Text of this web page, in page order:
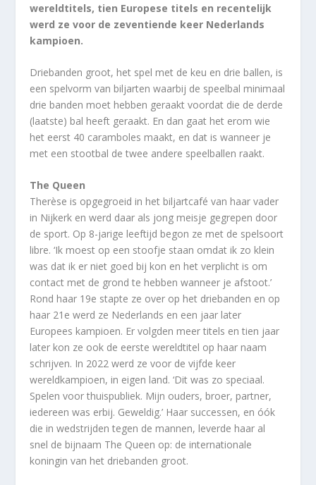
wereldtitels, tien Europese titels en recentelijk
werd ze voor de zeventiende keer Nederlands
kampioen.
Driebanden groot, het spel met de keu en drie ballen, is
een spelvorm van biljarten waarbij de speelbal minimaal
drie banden moet hebben geraakt voordat die de derde
(laatste) bal heeft geraakt. En dan gaat het erom wie
het eerst 40 caramboles maakt, en dat is wanneer je
met een stootbal de twee andere speelballen raakt.
The Queen
Therèse is opgegroeid in het biljartcafé van haar vader
in Nijkerk en werd daar als jong meisje gegrepen door
de sport. Op 8-jarige leeftijd begon ze met de spelsoort
libre. ‘Ik moest op een stoofje staan omdat ik zo klein
was dat ik er niet goed bij kon en het verplicht is om
contact met de grond te hebben wanneer je afstoot.’
Rond haar 19e stapte ze over op het driebanden en op
haar 21e werd ze Nederlands en een jaar later
Europees kampioen. Er volgden meer titels en tien jaar
later kon ze ook de eerste wereldtitel op haar naam
schrijven. In 2022 werd ze voor de vijfde keer
wereldkampioen, in eigen land. ‘Dit was zo speciaal.
Spelen voor thuispubliek. Mijn ouders, broer, partner,
iedereen was erbij. Geweldig.’ Haar successen, en óók
die in wedstrijden tegen de mannen, leverde haar al
snel de bijnaam The Queen op: de internationale
koningin van het driebanden groot.